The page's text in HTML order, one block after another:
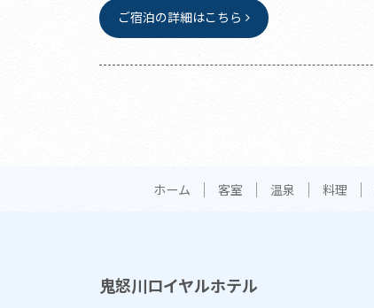
ご宿泊の詳細はこちら
ホーム 客室 温泉 料理
鬼怒川ロイヤルホテル